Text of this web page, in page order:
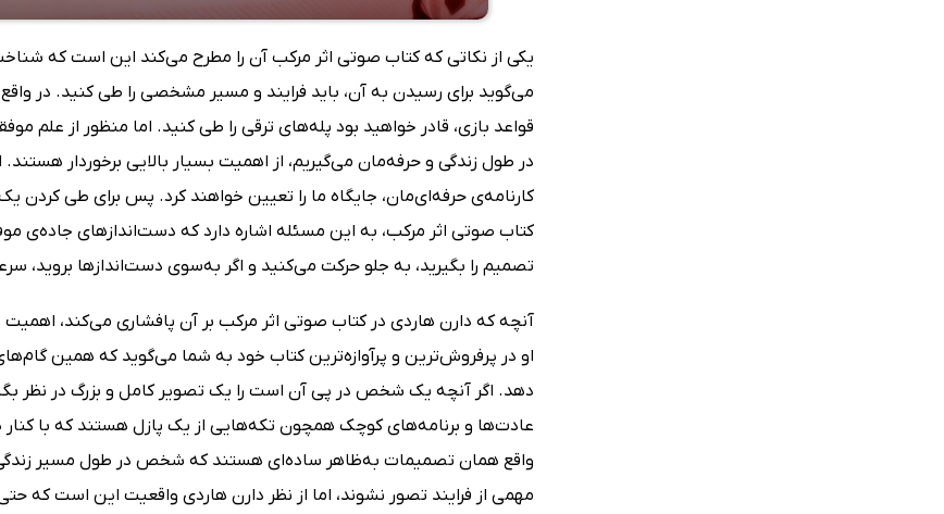
یکی از نکاتی که کتاب صوتی اثر مرکب آن را مطرح می‌کند این است که
می‌گوید برای رسیدن به آن، باید فرایند و مسیر مشخصی را طی کنید. در
قواعد بازی، قادر خواهید بود پله‌های ترقی را طی کنید. اما منظور از
در طول زندگی و حرفه‌مان می‌گیریم، از اهمیت بسیار بالایی برخوردار
کارنامه‌ی حرفه‌ای‌مان، جایگاه ما را تعیین خواهند کرد. پس برای طی کردن
کتاب صوتی اثر مرکب، به این مسئله اشاره دارد که دست‌اندازهای جاده‌ی
تصمیم را بگیرید، به جلو حرکت می‌کنید و اگر به‌سوی دست‌اندازها بروید،
آنچه که دارن هاردی در کتاب صوتی اثر مرکب بر آن پافشاری می‌کند،
او در پرفروش‌ترین و پرآوازه‌ترین کتاب خود به شما می‌گوید که همین
دهد. اگر آنچه یک شخص در پی آن است را یک تصویر کامل و بزرگ در نظر
عادت‌ها و برنامه‌های کوچک همچون تکه‌هایی از یک پازل هستند که با کنار
واقع همان تصمیمات به‌ظاهر ساده‌ای هستند که شخص در طول مسیر
مهمی از فرایند تصور نشوند، اما از نظر دارن هاردی واقعیت این است که